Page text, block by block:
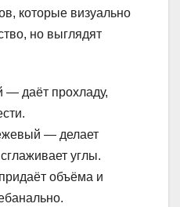
которые визуально
но выглядят
— даёт прохладу,
— делает
углы.
объёма и